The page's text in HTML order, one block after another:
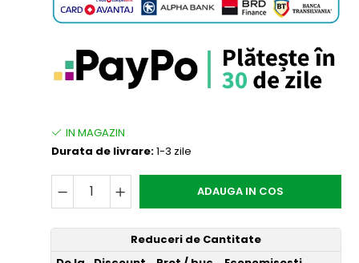
Durata de livrare:1-3 zile
ADAUGA IN COS
Reduceri de Cantitate